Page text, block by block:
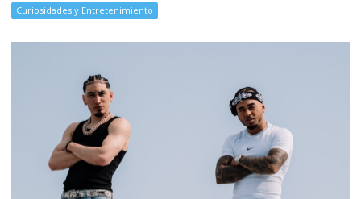
Curiosidades y Entretenimiento